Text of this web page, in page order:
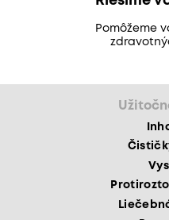
Pomôžeme